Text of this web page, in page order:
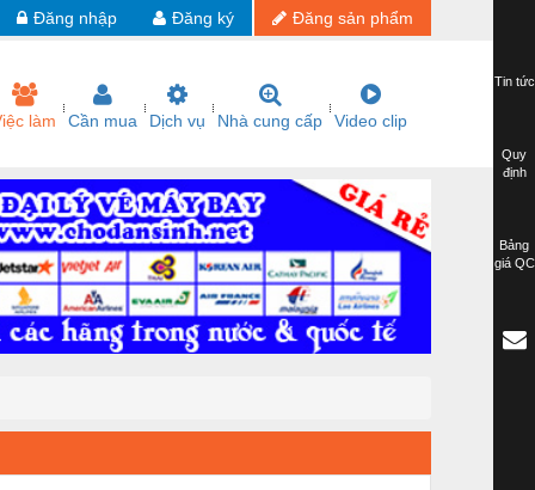
Đăng sản phẩm
Đăng ký
Đăng nhập
làm Cần mua Dịch vụ Nhà cung cấp Video clip
Tin tức
Quy
định
Bảng
giá QC